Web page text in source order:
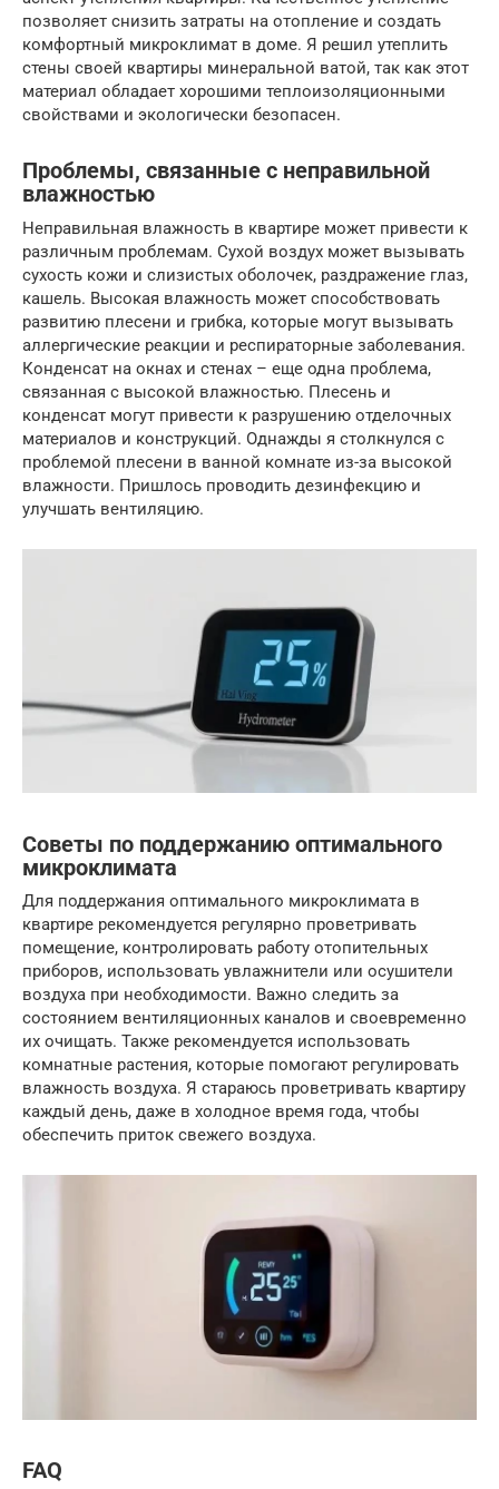
позволяет снизить затраты на отопление и создать
комфортный микроклимат в доме. Я решил утеплить
стены своей квартиры минеральной ватой, так как этот
материал обладает хорошими теплоизоляционными
свойствами и экологически безопасен.
Проблемы, связанные с неправильной
влажностью
Неправильная влажность в квартире может привести к
различным проблемам. Сухой воздух может вызывать
сухость кожи и слизистых оболочек, раздражение глаз,
кашель. Высокая влажность может способствовать
развитию плесени и грибка, которые могут вызывать
аллергические реакции и респираторные заболевания.
Конденсат на окнах и стенах – еще одна проблема,
связанная с высокой влажностью. Плесень и
конденсат могут привести к разрушению отделочных
материалов и конструкций. Однажды я столкнулся с
проблемой плесени в ванной комнате из-за высокой
влажности. Пришлось проводить дезинфекцию и
улучшать вентиляцию.
Советы по поддержанию оптимального
микроклимата
Для поддержания оптимального микроклимата в
квартире рекомендуется регулярно проветривать
помещение, контролировать работу отопительных
приборов, использовать увлажнители или осушители
воздуха при необходимости. Важно следить за
состоянием вентиляционных каналов и своевременно
их очищать. Также рекомендуется использовать
комнатные растения, которые помогают регулировать
влажность воздуха. Я стараюсь проветривать квартиру
каждый день, даже в холодное время года, чтобы
обеспечить приток свежего воздуха.
FAQ